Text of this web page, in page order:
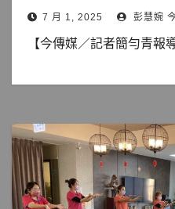
7 月 1, 2025 彭慧婉
【今傳媒／記者簡勻青報